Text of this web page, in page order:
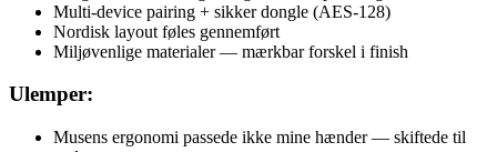
Multi-device pairing + sikker dongle (AES-128)
Nordisk layout føles gennemført
Miljøvenlige materialer — mærkbar forskel i finish
Ulemper:
Musens ergonomi passede ikke mine hænder — skiftede til